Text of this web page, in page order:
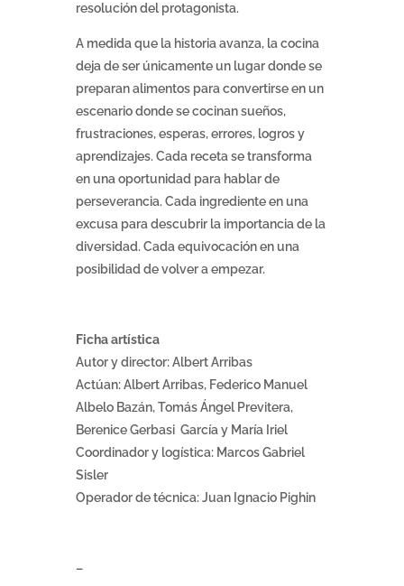
resolución del protagonista.
A medida que la historia avanza, la cocina
deja de ser únicamente un lugar donde se
preparan alimentos para convertirse en un
escenario donde se cocinan sueños,
frustraciones, esperas, errores, logros y
aprendizajes. Cada receta se transforma
en una oportunidad para hablar de
perseverancia. Cada ingrediente en una
excusa para descubrir la importancia de la
diversidad. Cada equivocación en una
posibilidad de volver a empezar.
Ficha artística
Autor y director: Albert Arribas
Actúan: Albert Arribas, Federico Manuel
Albelo Bazán, Tomás Ángel Previtera,
Berenice Gerbasi García y María Iriel
Coordinador y logística: Marcos Gabriel
Sisler
Operador de técnica: Juan Ignacio Pighin
–